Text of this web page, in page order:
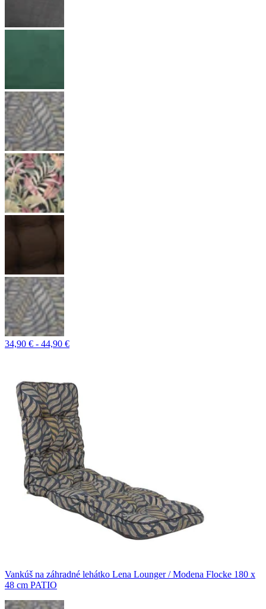
34,90 € - 44,90 €
Vankúš na záhradné lehátko Lena Lounger / Modena Flocke 180 x
48 cm PATIO